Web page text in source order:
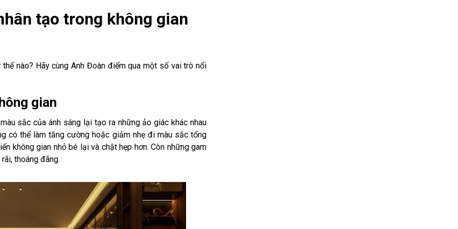
tạo trong không gian
nào? Hãy cùng Anh Đoàn điểm qua một số vai trò nổi
gian
sắc của ánh sáng lại tạo ra những ảo giác khác nhau
có thể làm tăng cường hoặc giảm nhẹ đi màu sắc tổng
không gian nhỏ bé lại và chật hẹp hơn. Còn những gam
thoáng đãng.